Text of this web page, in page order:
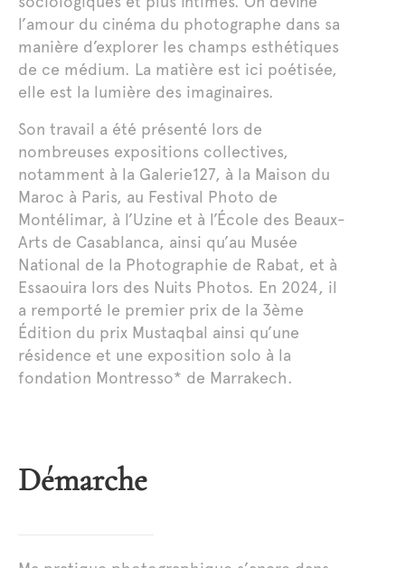
l’amour du cinéma du photographe dans sa
manière d’explorer les champs esthétiques
de ce médium. La matière est ici poétisée,
elle est la lumière des imaginaires.
Son travail a été présenté lors de
nombreuses expositions collectives,
notamment à la Galerie127, à la Maison du
Maroc à Paris, au Festival Photo de
Montélimar, à l’Uzine et à l’École des Beaux-
Arts de Casablanca, ainsi qu’au Musée
National de la Photographie de Rabat, et à
Essaouira lors des Nuits Photos. En 2024, il
a remporté le premier prix de la 3ème
Édition du prix Mustaqbal ainsi qu’une
résidence et une exposition solo à la
fondation Montresso* de Marrakech.
Démarche